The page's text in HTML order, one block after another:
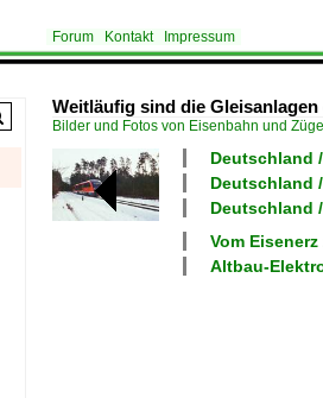
Forum Kontakt Impressum
Weitläufig sind die
Bilder und Fotos von Eisenbahn und
Deutschland
Deutschland
Deutschland
Vom
Altbau-